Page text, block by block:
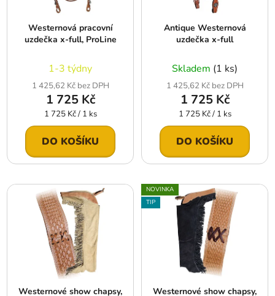
Westernová pracovní
uzdečka x-full, ProLine
1-3 týdny
1 425,62 Kč bez DPH
1 725 Kč
Měrná
cena:
1 725 Kč / 1 ks
DO KOŠÍKU
Antique Westernová
uzdečka x-full
Skladem (1 ks)
1 425,62 Kč bez DPH
1 725 Kč
Měrná
cena:
1 725 Kč / 1 ks
DO KOŠÍKU
Westernové show chapsy,
NOVINKA
TIP
Westernové show chapsy,